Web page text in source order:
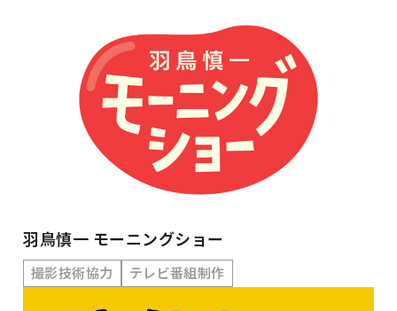
羽鳥慎一 モーニングショー
撮影技術協力 テレビ番組制作